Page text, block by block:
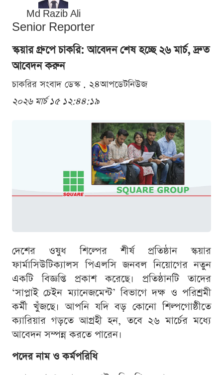
Md Razib Ali
Senior Reporter
স্কয়ার গ্রুপে চাকরি: আবেদন শেষ হচ্ছে ২৬ মার্চ, দ্রুত
আবেদন করুন
চাকরির সংবাদ ডেস্ক . ২৪আপডেটনিউজ
২০২৬ মার্চ ১৫ ১২:৪৪:১৯
দেশের ওষুধ শিল্পের শীর্ষ প্রতিষ্ঠান স্কয়ার
ফার্মাসিউটিক্যালস পিএলসি জনবল নিয়োগের নতুন
একটি বিজ্ঞপ্তি প্রকাশ করেছে। প্রতিষ্ঠানটি তাদের
‘সাপ্লাই চেইন ম্যানেজমেন্ট’ বিভাগে দক্ষ ও পরিশ্রমী
কর্মী খুঁজছে। আপনি যদি বড় কোনো শিল্পগোষ্ঠীতে
ক্যারিয়ার গড়তে আগ্রহী হন, তবে ২৬ মার্চের মধ্যে
আবেদন সম্পন্ন করতে পারেন।
পদের নাম ও কর্মপরিধি